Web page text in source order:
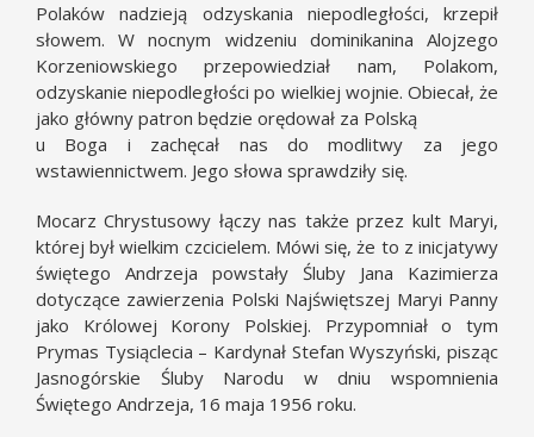
Polaków nadzieją odzyskania niepodległości, krzepił
słowem. W nocnym widzeniu dominikanina Alojzego
Korzeniowskiego przepowiedział nam, Polakom,
odzyskanie niepodległości po wielkiej wojnie. Obiecał, że
jako główny patron będzie orędował za Polską
u Boga i zachęcał nas do modlitwy za jego
wstawiennictwem. Jego słowa sprawdziły się.
Mocarz Chrystusowy łączy nas także przez kult Maryi,
której był wielkim czcicielem. Mówi się, że to z inicjatywy
świętego Andrzeja powstały Śluby Jana Kazimierza
dotyczące zawierzenia Polski Najświętszej Maryi Panny
jako Królowej Korony Polskiej. Przypomniał o tym
Prymas Tysiąclecia – Kardynał Stefan Wyszyński, pisząc
Jasnogórskie Śluby Narodu w dniu wspomnienia
Świętego Andrzeja, 16 maja 1956 roku.